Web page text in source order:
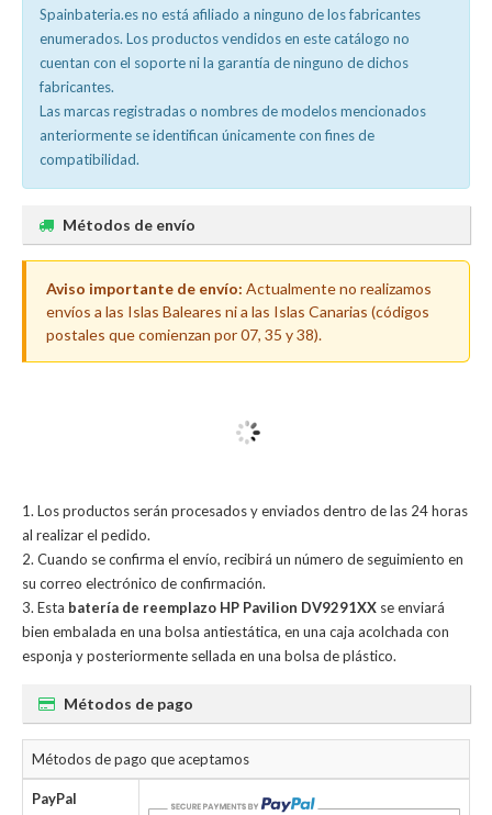
Spainbateria.es no está afiliado a ninguno de los fabricantes
enumerados. Los productos vendidos en este catálogo no
cuentan con el soporte ni la garantía de ninguno de dichos
fabricantes.
Las marcas registradas o nombres de modelos mencionados
anteriormente se identifican únicamente con fines de
compatibilidad.
Métodos de envío
Aviso importante de envío: Actualmente no realizamos
envíos a las Islas Baleares ni a las Islas Canarias (códigos
postales que comienzan por 07, 35 y 38).
Los productos serán procesados y enviados dentro de las 24 horas
al realizar el pedido.
Cuando se confirma el envío, recibirá un número de seguimiento en
su correo electrónico de confirmación.
Esta batería de reemplazo HP Pavilion DV9291XX se enviará
bien embalada en una bolsa antiestática, en una caja acolchada con
esponja y posteriormente sellada en una bolsa de plástico.
Métodos de pago
Métodos de pago que aceptamos
PayPal